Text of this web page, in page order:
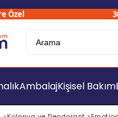
AmbalajKişisel Bakım